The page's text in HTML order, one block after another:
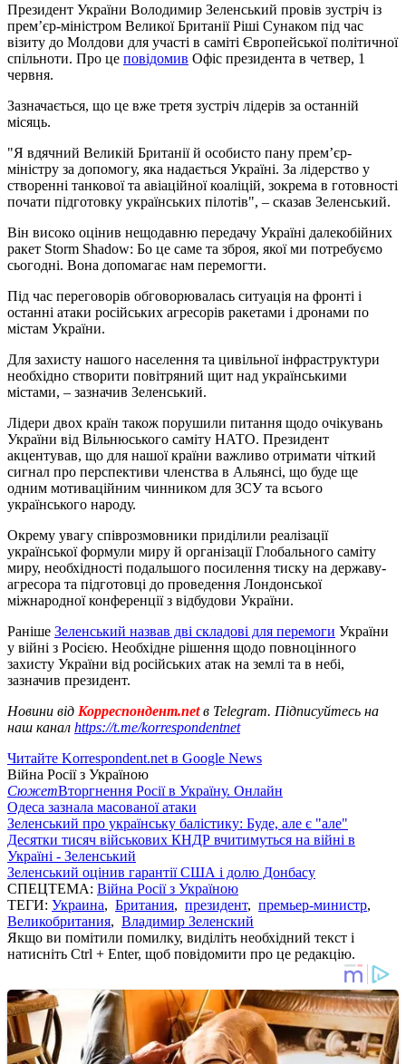
Президент України Володимир Зеленський провів зустріч із
прем’єр-міністром Великої Британії Ріші Сунаком під час
візиту до Молдови для участі в саміті Європейської політичної
спільноти. Про це повідомив Офіс президента в четвер, 1
червня.
Зазначається, що це вже третя зустріч лідерів за останній
місяць.
"Я вдячний Великій Британії й особисто пану прем’єр-
міністру за допомогу, яка надається Україні. За лідерство у
створенні танкової та авіаційної коаліцій, зокрема в готовності
почати підготовку українських пілотів", – сказав Зеленський.
Він високо оцінив нещодавню передачу Україні далекобійних
ракет Storm Shadow: Бо це саме та зброя, якої ми потребуємо
сьогодні. Вона допомагає нам перемогти.
Під час переговорів обговорювалась ситуація на фронті і
останні атаки російських агресорів ракетами і дронами по
містам України.
Для захисту нашого населення та цивільної інфраструктури
необхідно створити повітряний щит над українськими
містами, – зазначив Зеленський.
Лідери двох країн також порушили питання щодо очікувань
України від Вільнюського саміту НАТО. Президент
акцентував, що для нашої країни важливо отримати чіткий
сигнал про перспективи членства в Альянсі, що буде ще
одним мотиваційним чинником для ЗСУ та всього
українського народу.
Окрему увагу співрозмовники приділили реалізації
української формули миру й організації Глобального саміту
миру, необхідності подальшого посилення тиску на державу-
агресора та підготовці до проведення Лондонської
міжнародної конференції з відбудови України.
Раніше Зеленський назвав дві складові для перемоги України
у війні з Росією. Необхідне рішення щодо повноцінного
захисту України від російських атак на землі та в небі,
зазначив президент.
Новини від Корреспондент.netв Telegram. Підписуйтесь на
наш канал https://t.me/korrespondentnet
Читайте Korrespondent.net в Google News
Війна Росії з Україною
СюжетВторгнення Росії в Україну. Онлайн
Одеса зазнала масованої атаки
Зеленський про українську балістику: Буде, але є "але"
Десятки тисяч військових КНДР вчитимуться на війні в
Україні - Зеленський
Зеленський оцінив гарантії США і долю Донбасу
СПЕЦТЕМА: Війна Росії з Україною
ТЕГИ: Украина, Британия, президент, премьер-министр,
Великобритания, Владимир Зеленский
Якщо ви помітили помилку, виділіть необхідний текст і
натисніть Ctrl + Enter, щоб повідомити про це редакцію.